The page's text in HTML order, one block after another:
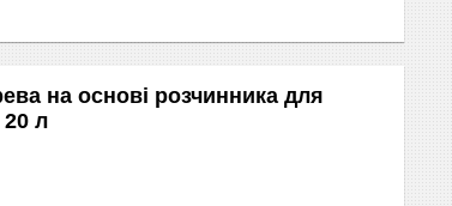
на основі розчинника для
20 л